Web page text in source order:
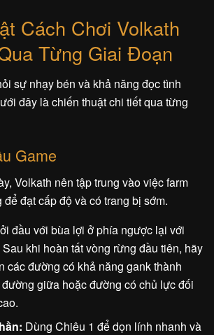
Cách Chơi Volkath
Từng Giai Đoạn
sự nhạy bén và khả năng đọc tình
đây là chiến thuật chi tiết qua từng
Game
Volkath nên tập trung vào việc farm
đạt cấp độ và có trang bị sớm.
đầu với bùa lợi ở phía ngược lại với
khi hoàn tất vòng rừng đầu tiên, hãy
các đường có khả năng gank thành
giữa hoặc đường có chủ lực đối
Dùng Chiêu 1 để dọn lính nhanh và